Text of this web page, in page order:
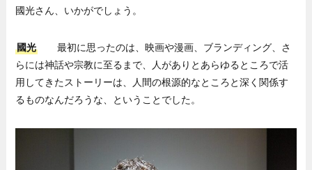
國光さん、いかがでしょう。
國光
最初に思ったのは、映画や漫画、ブランディング、さ
らには神話や宗教に至るまで、人がありとあらゆるところで活
用してきたストーリーは、人間の根源的なところと深く関係す
るものなんだろうな、ということでした。